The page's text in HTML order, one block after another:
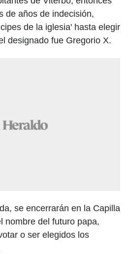
de años de indecisión,
de la iglesia' hasta elegir
designado fue Gregorio X.
se encerrarán en la Capilla
nombre del futuro papa,
o ser elegidos los